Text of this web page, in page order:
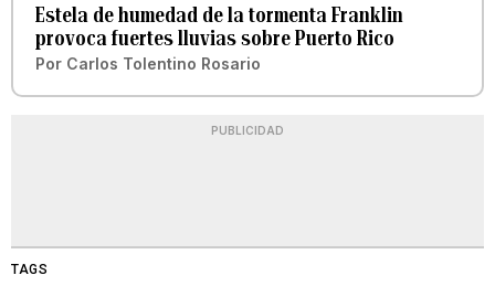
Estela de humedad de la tormenta Franklin
provoca fuertes lluvias sobre Puerto Rico
Por Carlos Tolentino Rosario
PUBLICIDAD
TAGS